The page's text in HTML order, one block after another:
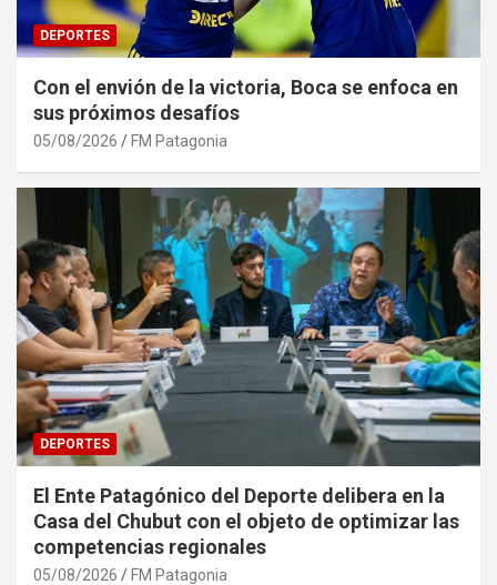
DEPORTES
Con el envión de la victoria, Boca se enfoca en
sus próximos desafíos
05/08/2026 FM Patagonia
DEPORTES
El Ente Patagónico del Deporte delibera en la
Casa del Chubut con el objeto de optimizar las
competencias regionales
05/08/2026 FM Patagonia